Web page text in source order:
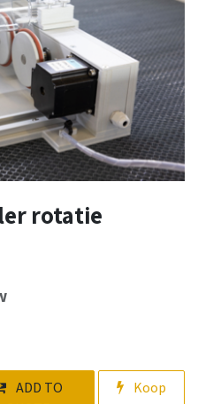
rotatie
ADD TO